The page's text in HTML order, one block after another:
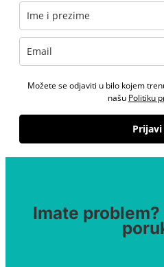
Možete se odjaviti u bilo kojem
našu Politiku
Prijavi
Imate